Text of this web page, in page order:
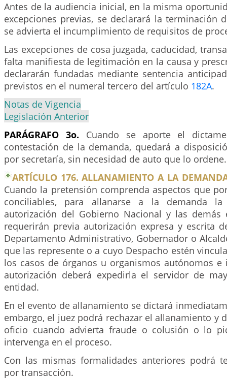
Antes de la audiencia inicial, en la misma
excepciones previas, se declarará la terminación
se advierta el incumplimiento de requisitos de
Las excepciones de cosa juzgada, caducidad,
falta manifiesta de legitimación en la causa y
declararán fundadas mediante sentencia
previstos en el numeral tercero del artículo 182A.
Notas de Vigencia
Legislación Anterior
PARÁGRAFO 3o. Cuando se aporte el
contestación de la demanda, quedará a
por secretaría, sin necesidad de auto que lo ordene.
ARTÍCULO 176. ALLANAMIENTO A LA
Cuando la pretensión comprenda aspectos que
conciliables, para allanarse a la demanda la
autorización del Gobierno Nacional y las demás
requerirán previa autorización expresa y escrita
Departamento Administrativo, Gobernador o
que las represente o a cuyo Despacho estén
los casos de órganos u organismos autónomos e
autorización deberá expedirla el servidor de
entidad.
En el evento de allanamiento se dictará
embargo, el juez podrá rechazar el allanamiento y
oficio cuando advierta fraude o colusión o lo
intervenga en el proceso.
Con las mismas formalidades anteriores podrá
por transacción.